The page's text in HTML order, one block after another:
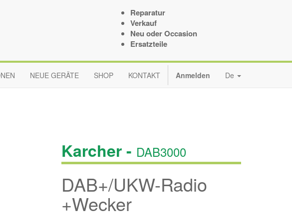
Reparatur
Verkauf
Neu oder Occasion
Ersatzteile
NEUE GERÄTE SHOP KONTAKT Anmelden De
Karcher - DAB3000
DAB+/UKW-Radio
+Wecker